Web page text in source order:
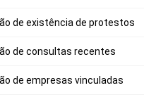
de existência de protestos
de consultas recentes
de empresas vinculadas